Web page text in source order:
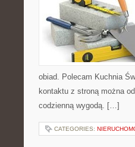
obiad. Polecam Kuchnia
kontaktu z stroną można
codzienną wygodą. […]
CATEGORIES: